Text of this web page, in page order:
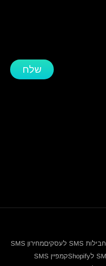
שלח
חבילות SMS לעסקים
מחירון SMS
קמפיין SMS